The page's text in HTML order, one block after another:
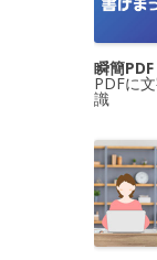
瞬簡
PDFに
識